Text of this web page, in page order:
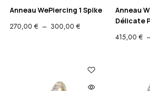
Anneau WePiercing 1 Spike
270,00 € – 300,00 €PLAGE
300,00 €
Anneau
Délicate
415,00 €